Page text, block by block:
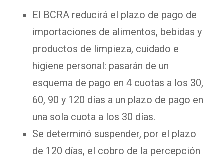
El BCRA reducirá el plazo de pago de
importaciones de alimentos, bebidas y
productos de limpieza, cuidado e
higiene personal: pasarán de un
esquema de pago en 4 cuotas a los 30,
60, 90 y 120 días a un plazo de pago en
una sola cuota a los 30 días.
Se determinó suspender, por el plazo
de 120 días, el cobro de la percepción